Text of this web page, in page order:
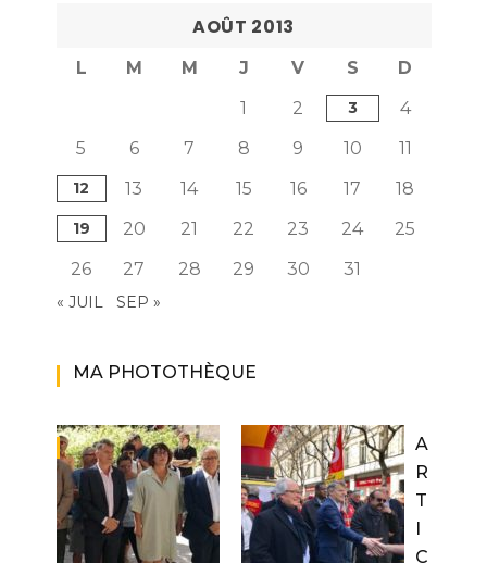
AOÛT 2013
L M M J V S
D
1
2 3
4
5
6 7 8 9 10 11
12 13 14 15 16 17 18
19 20 21 22 23 24
25
26
27 28 29 30 31
« JUIL SEP »
MA PHOTOTHÈQUE
A
R
T
I
C